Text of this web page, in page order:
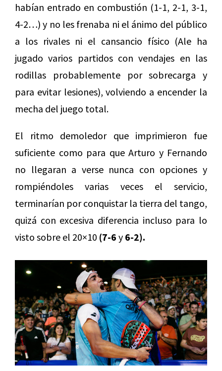
habían entrado en combustión (1-1, 2-1, 3-1,
4-2…) y no les frenaba ni el ánimo del público
a los rivales ni el cansancio físico (Ale ha
jugado varios partidos con vendajes en las
rodillas probablemente por sobrecarga y
para evitar lesiones), volviendo a encender la
mecha del juego total.
El ritmo demoledor que imprimieron fue
suficiente como para que Arturo y Fernando
no llegaran a verse nunca con opciones y
rompiéndoles varias veces el servicio,
terminarían por conquistar la tierra del tango,
quizá con excesiva diferencia incluso para lo
visto sobre el 20×10 (7-6 y 6-2).